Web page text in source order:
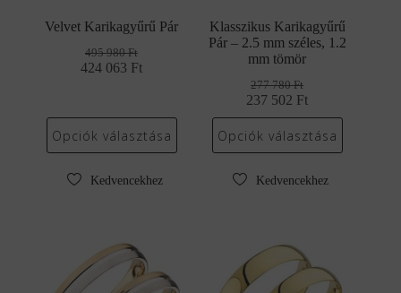
Velvet Karikagyűrű Pár
495 980Ft
Original
495
980 Ft.
424 063 Ft
Current
424
063 Ft.
Opciók választása
Kedvencekhez
Klasszikus Karikagyűrű
Pár – 2.5 mm széles, 1.2
mm tömör
277 780Ft
Original
price
was:
237 502 Ft
Current
price
is:
Opciók választása
Kedvencekhez